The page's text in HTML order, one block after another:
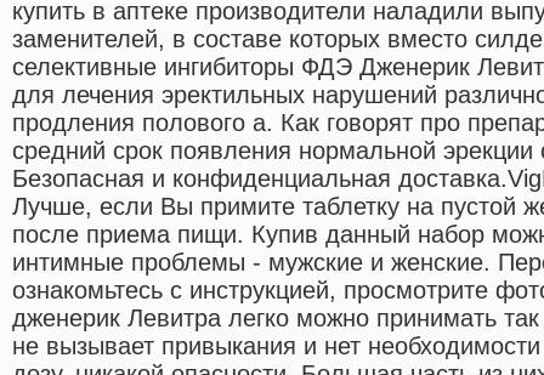
купить в аптеке производители наладили
заменителей, в составе которых вместо
селективные ингибиторы ФДЭ Дженерик
для лечения эректильных нарушений
продления полового а. Как говорят про
средний срок появления нормальной эрекции
Безопасная и конфиденциальная
Лучше, если Вы примите таблетку на пустой
после приема пищи. Купив данный набор
интимные проблемы - мужские и женские.
ознакомьтесь с инструкцией, просмотрите
дженерик Левитра легко можно принимать так
не вызывает привыкания и нет